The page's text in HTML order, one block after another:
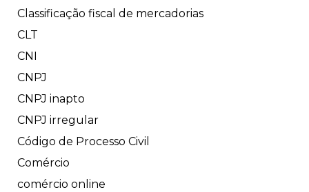
Classificação fiscal de mercadorias
CLT
CNI
CNPJ
CNPJ inapto
CNPJ irregular
Código de Processo Civil
Comércio
comércio online